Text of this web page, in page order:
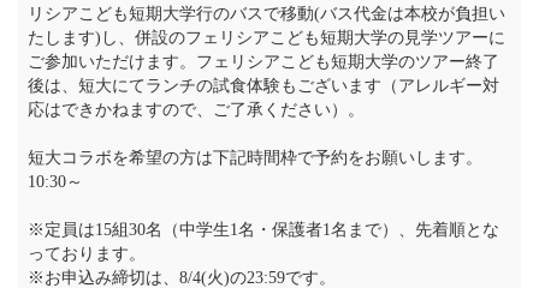
リシアこども短期大学行のバスで移動(バス代金は本校が負担い
たします)し、併設のフェリシアこども短期大学の見学ツアーに
ご参加いただけます。フェリシアこども短期大学のツアー終了
後は、短大にてランチの試食体験もございます（アレルギー対
応はできかねますので、ご了承ください）。
短大コラボを希望の方は下記時間枠で予約をお願いします。
10:30～
※定員は15組30名（中学生1名・保護者1名まで）、先着順とな
っております。
※お申込み締切は、8/4(火)の23:59です。